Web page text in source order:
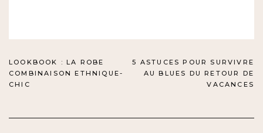
NAVIGATION
DE
LOOKBOOK : LA ROBE
COMBINAISON ETHNIQUE-
CHIC
5 ASTUCES POUR SURVIVRE
AU BLUES DU RETOUR DE
VACANCES